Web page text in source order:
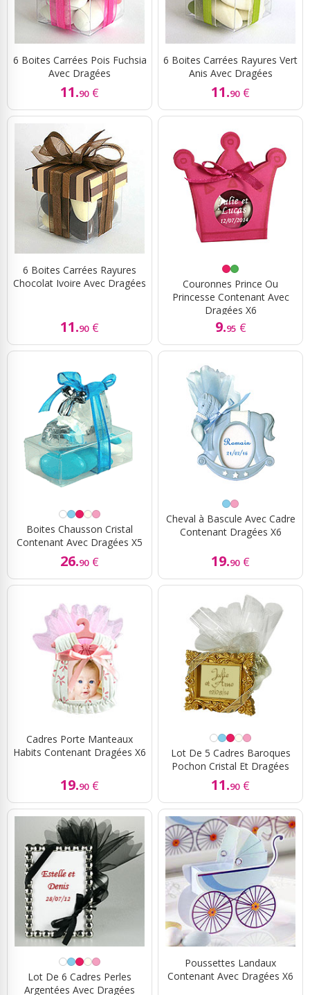
6 Boites Carrées Pois Fuchsia
Avec Dragées
11.90 €
6 Boites Carrées Rayures Vert
Anis Avec Dragées
11.90 €
6 Boites Carrées Rayures
Chocolat Ivoire Avec Dragées
11.90 €
Couronnes Prince Ou
Princesse Contenant Avec
Dragées X6
9.95 €
Boites Chausson Cristal
Contenant Avec Dragées X5
26.90 €
Cheval à Bascule Avec Cadre
Contenant Dragées X6
19.90 €
Cadres Porte Manteaux
Habits Contenant Dragées X6
19.90 €
Lot De 5 Cadres Baroques
Pochon Cristal Et Dragées
11.90 €
Lot De 6 Cadres Perles
Argentées Avec Dragées
Poussettes Landaux
Contenant Avec Dragées X6